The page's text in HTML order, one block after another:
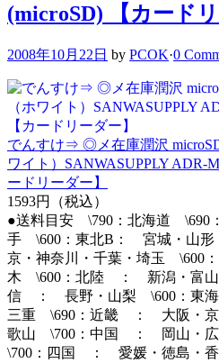
(microSD) 【カードリ
2008年10月22日 by PCOK·0
でんすけ⇒ ◎メ在庫潤沢
ワイト）SANWASUPPLY ADR-
ードリーダー】
1593円（税込）
●送料目安 \790：北海道 \690
手 \600：東北B： 宮城・山
京・神奈川・千葉・埼玉 \600
木 \600：北陸 ： 新潟・富山
信 ： 長野・山梨 \600：東
三重 \690：近畿 ： 大阪・京
歌山 \700：中国 ： 岡山・広
\700：四国 ： 愛媛・徳島・